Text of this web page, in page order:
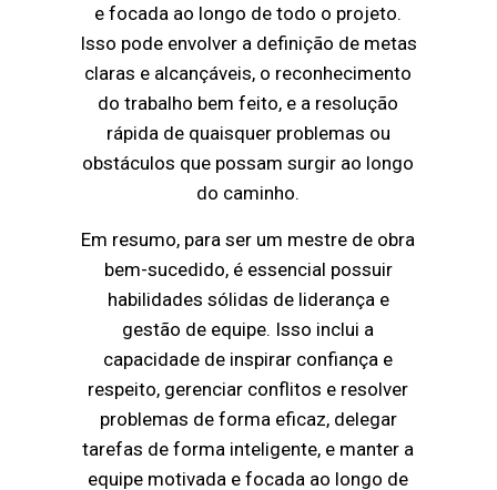
e focada ao longo de todo o projeto.
Isso pode envolver a definição de metas
claras e alcançáveis, o reconhecimento
do trabalho bem feito, e a resolução
rápida de quaisquer problemas ou
obstáculos que possam surgir ao longo
do caminho.
Em resumo, para ser um mestre de obra
bem-sucedido, é essencial possuir
habilidades sólidas de liderança e
gestão de equipe. Isso inclui a
capacidade de inspirar confiança e
respeito, gerenciar conflitos e resolver
problemas de forma eficaz, delegar
tarefas de forma inteligente, e manter a
equipe motivada e focada ao longo de